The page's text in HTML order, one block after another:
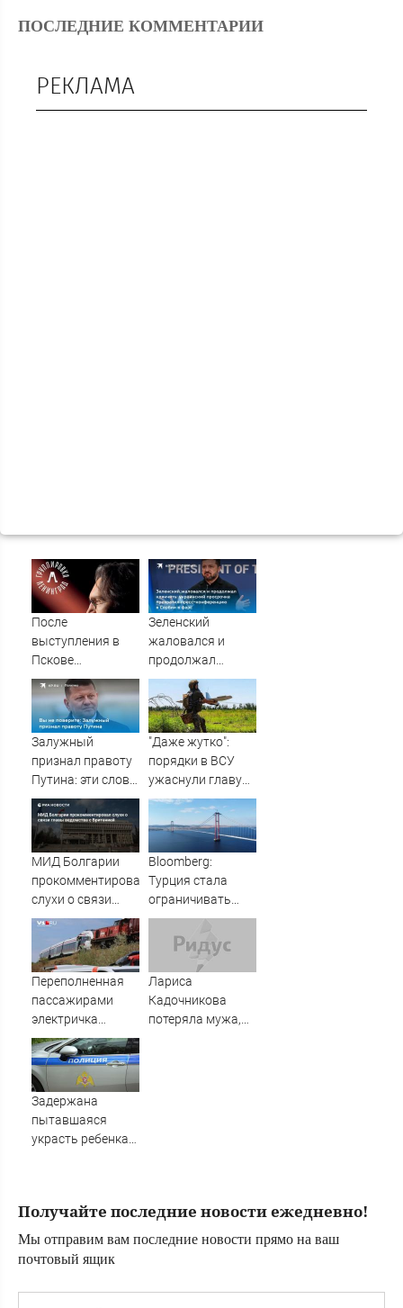
ПОСЛЕДНИЕ КОММЕНТАРИИ
РЕКЛАМА
После
выступления в
Пскове
группировка
«Ленинград»
отменила
концерты в
Саранске
Зеленский
жаловался и
продолжал
клянчить:
украинский
просрочка
превратил пресс-
конференцию в
Залужный
признал правоту
Путина: эти слова
прозвучали не
просто так
"Даже жутко":
порядки в ВСУ
ужаснули главу
британской
армии
МИД Болгарии
прокомментировал
слухи о связи
главы ведомства
с Британией
Bloomberg:
Турция стала
ограничивать
проход судов в
Черное море из-за
атак БПЛА -
Новости на
Вести.ru
Переполненная
пассажирами
электричка
столкнулась с
грузовым
поездом —
десятки человек
Видео с места ЧП
Лариса
Кадочникова
потеряла мужа,
Задержана
пытавшаяся
украсть ребенка
Получайте последние новости ежедневно!
Мы отправим вам последние новости прямо на ваш
почтовый ящик